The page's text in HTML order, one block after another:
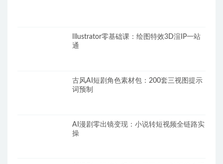
Illustrator零基础课：绘图特效3D渲IP一站
通
古风AI短剧角色素材包：200套三视图提示
词预制
AI漫剧零出镜变现：小说转短视频全链路实
操